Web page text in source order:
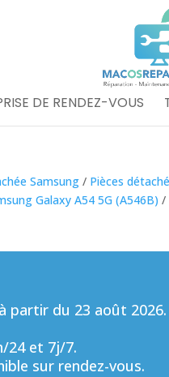
DE RENDEZ-VOUS
Samsung / Pièces
Galaxy A54 5G (A546B) /
partir du 23 août 2026.
24 et 7j/7.
sur rendez-vous.